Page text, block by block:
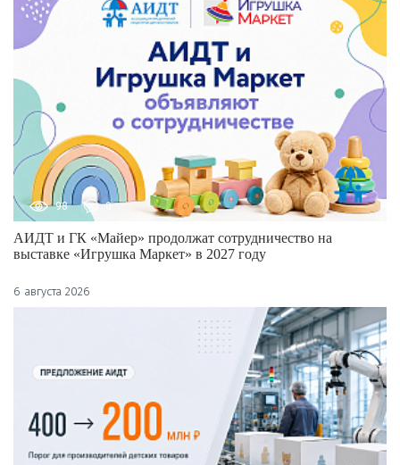
98 0
АИДТ и ГК «Майер» продолжат сотрудничество на
выставке «Игрушка Маркет» в 2027 году
6 августа 2026